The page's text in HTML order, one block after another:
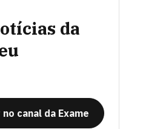
da
canal da Exame